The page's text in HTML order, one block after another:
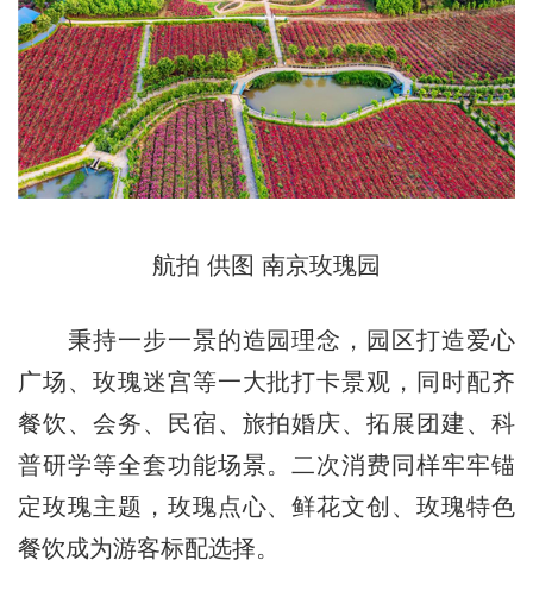
航拍 供图 南京玫瑰园
秉持一步一景的造园理念，园区打造爱心
广场、玫瑰迷宫等一大批打卡景观，同时配齐
餐饮、会务、民宿、旅拍婚庆、拓展团建、科
普研学等全套功能场景。二次消费同样牢牢锚
定玫瑰主题，玫瑰点心、鲜花文创、玫瑰特色
餐饮成为游客标配选择。